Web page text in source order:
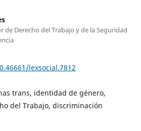
de Derecho del Trabajo y de la Seguridad
lexsocial.7812
trans, identidad de género,
del Trabajo, discriminación